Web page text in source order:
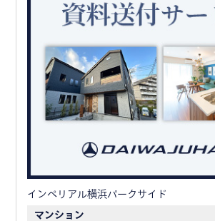
インペリアル横浜パークサイド
マンション